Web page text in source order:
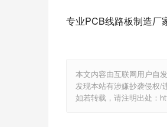
专业PCB线路板制造厂
本文内容由互联网用户自
发现本站有涉嫌抄袭侵权/
如若转载，请注明出处：